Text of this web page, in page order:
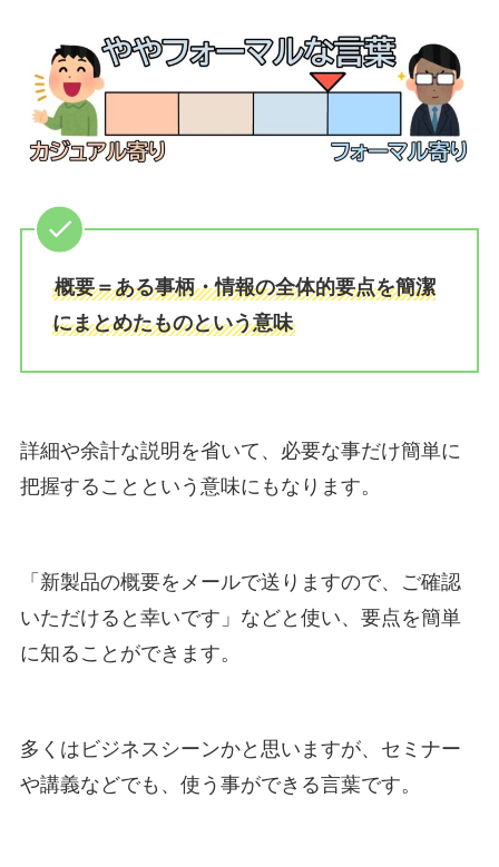
概要＝ある事柄・情報の全体的要点を簡潔
にまとめたものという意味
詳細や余計な説明を省いて、必要な事だけ簡単に
把握することという意味にもなります。
「新製品の概要をメールで送りますので、ご確認
いただけると幸いです」などと使い、要点を簡単
に知ることができます。
多くはビジネスシーンかと思いますが、セミナー
や講義などでも、使う事ができる言葉です。